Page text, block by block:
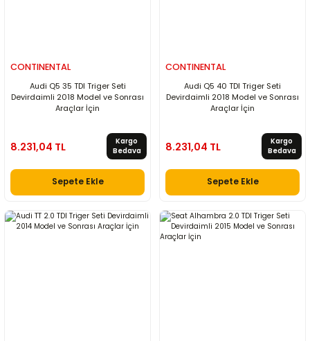
CONTINENTAL
Audi Q5 35 TDI Triger Seti
Devirdaimli 2018 Model ve Sonrası
Araçlar İçin
8.231,04 TL
Kargo
Bedava
Sepete Ekle
CONTINENTAL
Audi Q5 40 TDI Triger Seti
Devirdaimli 2018 Model ve Sonrası
Araçlar İçin
8.231,04 TL
Kargo
Bedava
Sepete Ekle